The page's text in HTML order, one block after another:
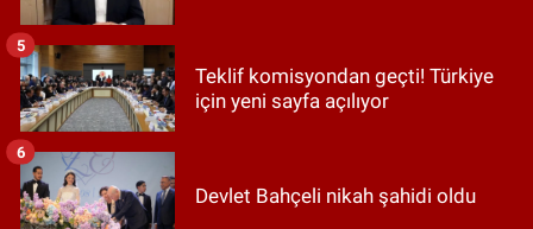
Teklif komisyondan geçti! Türkiye
için yeni sayfa açılıyor
5
Devlet Bahçeli nikah şahidi oldu
6